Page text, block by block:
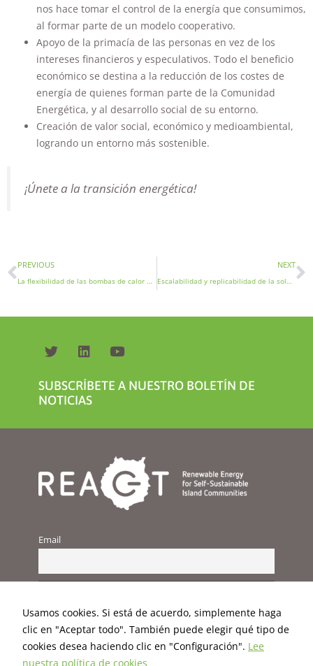
nos hace tomar el control de la energía que consumimos,
al formar parte de un modelo cooperativo.
Apoyo de la primacía de las personas en vez de los
intereses financieros y especulativos. Todo el beneficio
económico se destina a la reducción de los costes de
energía de quienes forman parte de la Comunidad
Energética, y al desarrollo social de su entorno.
Creación de valor social, económico y medioambiental,
logrando un entorno más sostenible.
¡Únete a la transición energética!
PREVIOUS
La flexibilidad de las bombas de calor para la gestión activa de la demanda en las Islas Arán
NEXT
Escalabilidad y replicabilidad de la solución REACT para islas mayores
SUBSCRÍBETE A NUESTRO BOLETÍN DE
NOTICIAS
Email
Usamos cookies. Si está de acuerdo, simplemente haga
clic en "Aceptar todo". También puede elegir qué tipo de
cookies desea haciendo clic en "Configuración". Lee
nuestra política de cookies